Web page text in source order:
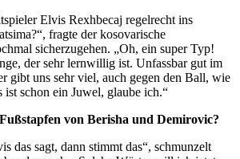
Elvis Rexhbecaj regelrecht ins
fragte der kosovarische
sicherzugehen. „Oh, ein super Typ!
der sehr lernwillig ist. Unfassbar gut im
gibt uns sehr viel, auch gegen den Ball, wie
ist schon ein Juwel, glaube ich.“
von Berisha und Demirovic?
das sagt, dann stimmt das“, schmunzelt